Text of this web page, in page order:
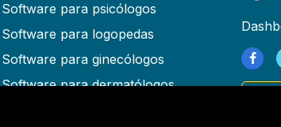
Software para psicólogos
Software para logopedas
Software para ginecólogos
Software para dermatólogos